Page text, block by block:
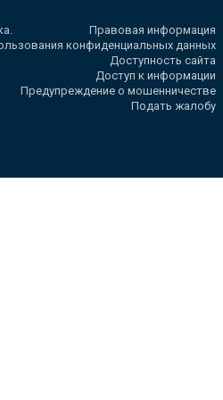
Правовая информация
конфиденциальных данных
Доступность сайта
Доступ к информации
Предупреждение о мошенничестве
Подать жалобу